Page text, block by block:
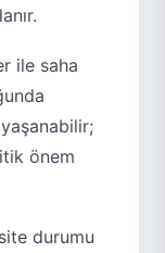
ile saha
önem
durumu